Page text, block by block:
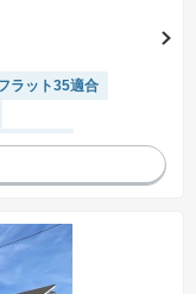
ラット35適合
付き浴室
ターホン